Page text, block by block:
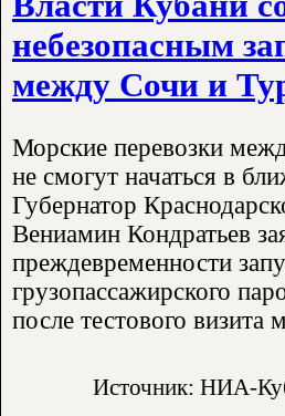
небезопасным
между Сочи и
Морские перевозки
не смогут начаться в
Губернатор
Вениамин Кондратьев
преждевременности
грузопассажирского
после тестового визита
Источник: НИА-